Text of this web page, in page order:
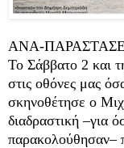
ΑΝΑ-
Το Σάββατο 2 και
στις οθόνες μας
σκηνοθέτησε ο
διαδραστική –για
παρακολούθησαν–